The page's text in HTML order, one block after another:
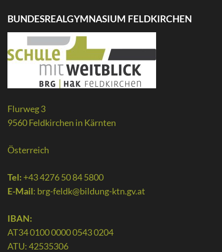
BUNDESREALGYMNASIUM FELDKIRCHEN
Flurweg 3
9560 Feldkirchen in Kärnten
Österreich
Tel: +43 4276 50 84 5800
E-Mail: brg-feldk@bildung-ktn.gv.at
IBAN:
AT34 0100 0000 0543 0204
ATU: 42535306